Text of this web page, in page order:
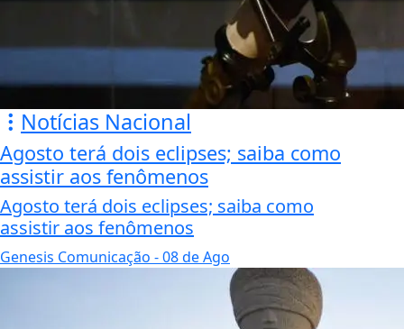
Notícias Nacional
Agosto terá dois eclipses; saiba como
assistir aos fenômenos
Agosto terá dois eclipses; saiba como
assistir aos fenômenos
Genesis Comunicação - 08 de Ago